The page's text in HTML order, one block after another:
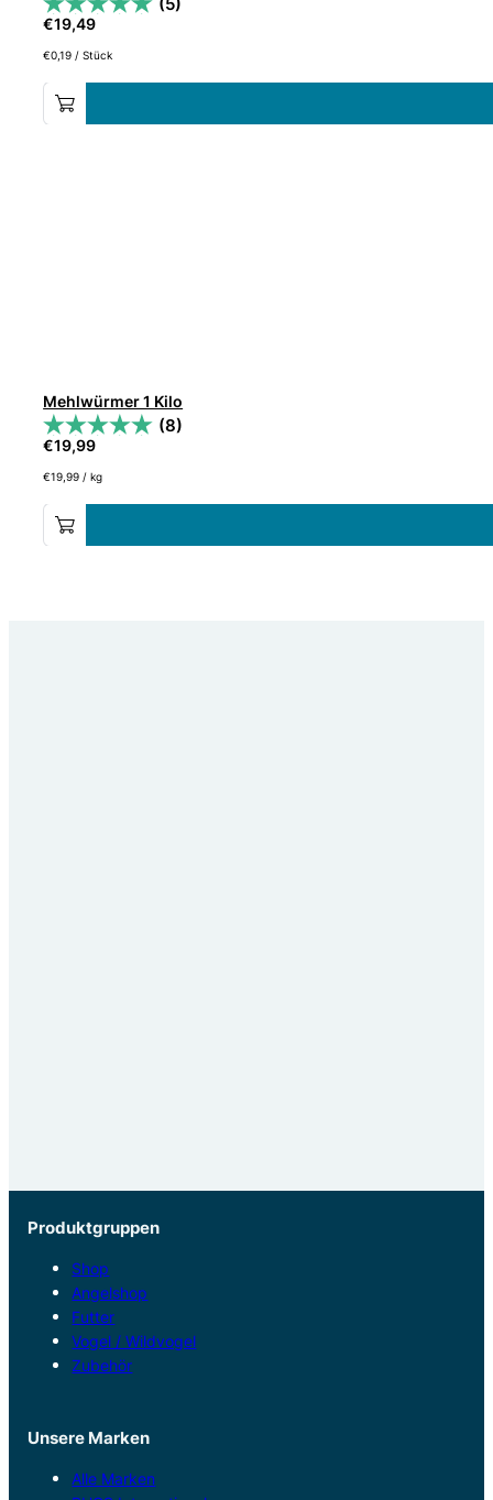
€19,49
€0,19 /Stück
Mehlwürmer 1 Kilo
(8)
€19,99
€19,99 /kg
Produktgruppen
Shop
Angelshop
Futter
Vogel / Wildvogel
Zubehör
Unsere Marken
Alle Marken